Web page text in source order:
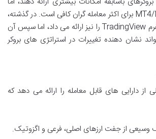
پایداری و کارایی MT4/MT5 برای اکثر معامله گران کافی است. در گذشته،
آلپاری برای مدتی پلتفرم TradingView را نیز ارائه می داد، اما سپس آن
نشان دهنده تغییرات در استراتژی های بروکر
از دارایی های قابل معامله را ارائه می دهد که
وسیعی از جفت ارزهای اصلی، فرعی و اگزوتیک.